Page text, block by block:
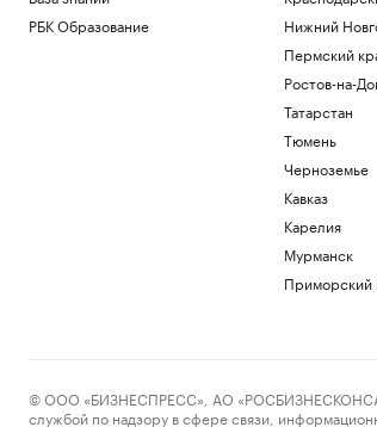
водителям запрет сверхвыплат по
Великобритания ввела санкции против
РБК Образование
Нижний
Пермский
Ростов-на-
Татарстан
Тюмень
Черноземье
Кавказ
Карелия
Мурманск
Приморский
© ООО «БИЗНЕСПРЕСС», АО
службой по надзору в сфере связи,